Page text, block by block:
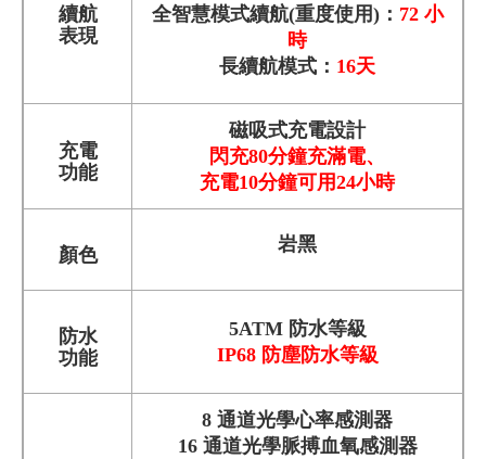
續航
表現
全智慧模式續航(重度使用)： 72 小
時
長續航模式 ： 16天
充電
功能
磁吸式充電設計
閃充80分鐘充滿電、
充電10分鐘可用24小時
顏色 岩黑
防水
功能
5ATM防水等級
IP68 防塵防水等級
8 通道光學心率感測器
16 通道光學脈搏血氧感測器